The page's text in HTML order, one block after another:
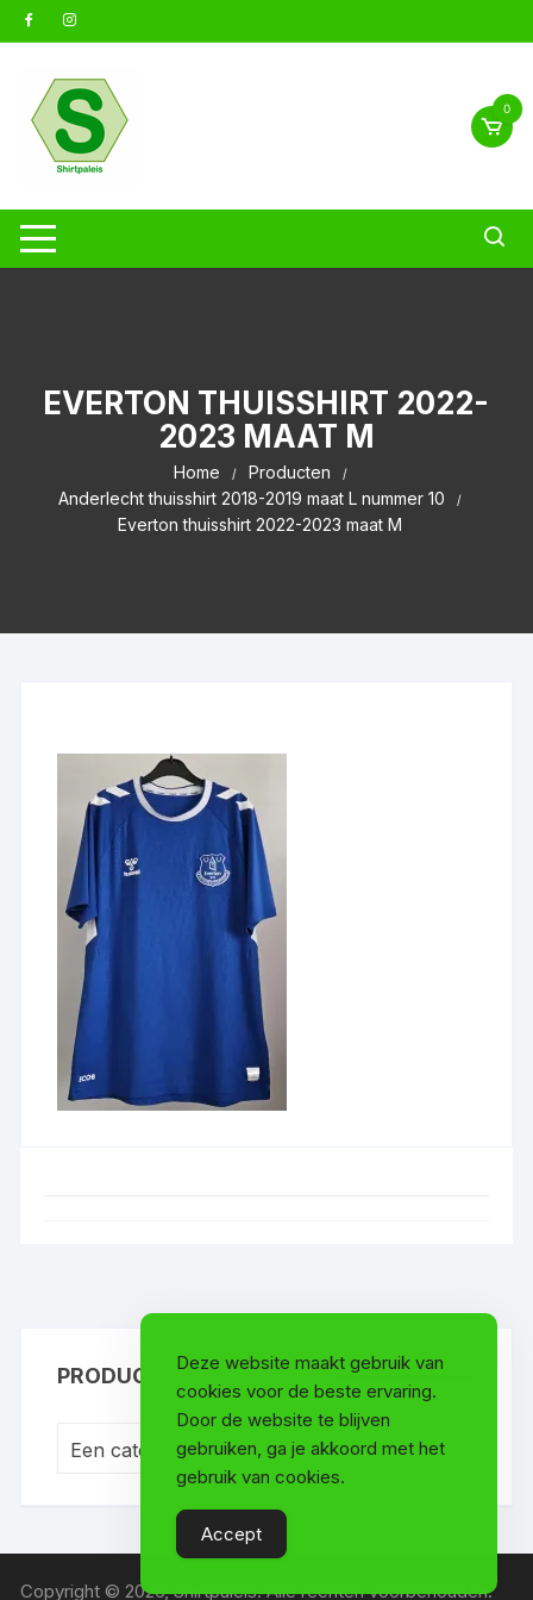
naar
0
EVERTON THUISSHIRT 2022-
2023 MAAT M
Home
Producten
Anderlecht thuisshirt 2018-2019 maat L nummer 10
Everton thuisshirt 2022-2023 maat M
PRODUCTCATEGORIEËN
Een categorie selecteren
Copyright © 2026, Shirtpaleis. Alle rechten voorbehouden.
Deze website maakt gebruik van
cookies voor de beste ervaring.
Door de website te blijven
gebruiken, ga je akkoord met het
gebruik van cookies.
Accept